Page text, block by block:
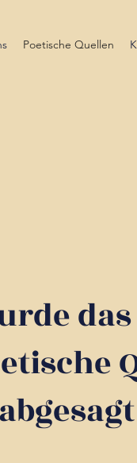
Poetische Quellen
das